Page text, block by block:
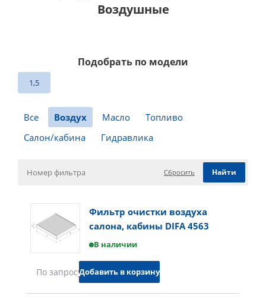
Воздушные
Подобрать по модели
1,5
Все Воздух Масло
Топливо
Салон/кабина
Гидравлика
Сбросить
Фильтр очистки воздуха
салона, кабины DIFA 4563
В наличии
По запросуДобавить в корзину